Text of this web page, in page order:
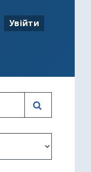
Увійти